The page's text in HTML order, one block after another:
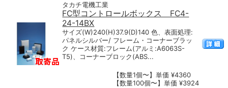
タカチ電機工業
FC型コントロールボックス FC4-
24-14BX
サイズ(W)240(H)37.9(D)140 色、表面処理:
パネルシルバー/ フレーム・コーナーブラッ
ク ケース材質:フレーム(アルミ:A6063S-
T5)、コーナーブロック(ABS...
【数量1個〜】単価 ¥4360
【数量100個〜】単価 ¥3924